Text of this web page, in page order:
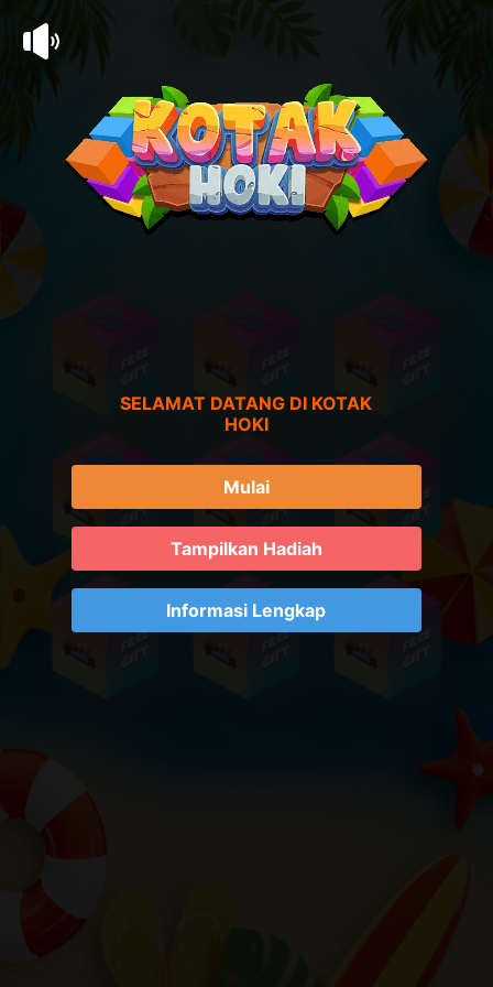
SELAMAT DATANG DI KOTAK
HOKI
Mulai
Tampilkan Hadiah
Informasi Lengkap